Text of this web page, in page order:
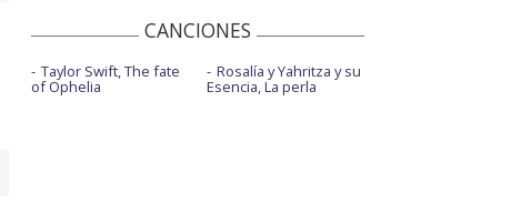
CANCIONES
Taylor Swift, The fate
of Ophelia
Rosalía y Yahritza y su
Esencia, La perla